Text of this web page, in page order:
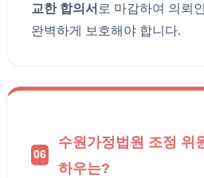
교한 합의서 로 마감하여 의뢰
완벽하게 보호해야 합니다.
06
수원가정법원 조정 위
하우는?